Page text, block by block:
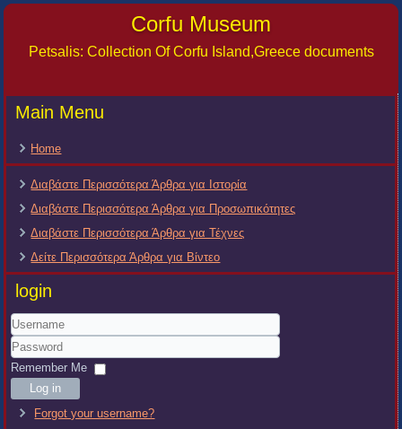
Corfu Museum
Petsalis: Collection Of Corfu Island,Greece documents
Main Menu
Home
Διαβάστε Περισσότερα Άρθρα για Ιστορία
Διαβάστε Περισσότερα Άρθρα για Προσωπικότητες
Διαβάστε Περισσότερα Άρθρα για Τέχνες
Δείτε Περισσότερα Άρθρα για Βίντεο
login
Username
Password
Remember Me
Log in
Forgot your username?